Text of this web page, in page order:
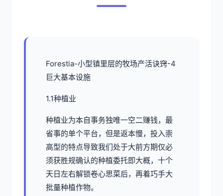
Forestia-小型镇里层的牧场产活诀窍-4
巨大基本设施
1.1种植业
种植业为本自事务独唯一空二赚钱，最
省事的单个平台，但是返本慢，投入崇
高型的特点导致我们处于大前方期仅必
须获胜规确认的种植委托即大概，十个
天日左右解锁卷心思菜后，再着巧手大
批量种植作物。